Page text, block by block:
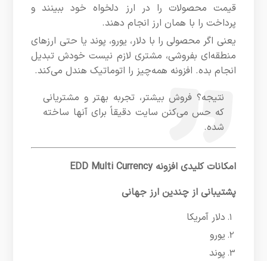
قیمت محصولات را در ارز دلخواه خود ببینند و
پرداخت را با همان ارز انجام دهند.
یعنی اگر محصولی را با دلار، یورو، پوند یا حتی ارزهای
منطقه‌ای بفروشی، مشتری لازم نیست خودش تبدیل
انجام بده. افزونه همه‌چیز را اتوماتیک هندل می‌کند.
نتیجه؟ فروش بیشتر، تجربه بهتر و مشتریانی
که حس می‌کنن سایت دقیقاً برای آنها ساخته
شده.
امکانات کلیدی افزونه EDD Multi Currency
پشتیبانی از چندین ارز جهانی
دلار آمریکا
یورو
پوند